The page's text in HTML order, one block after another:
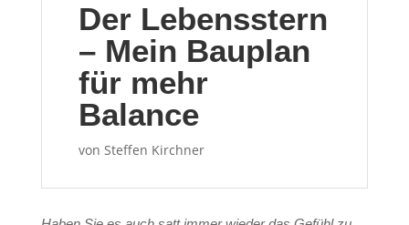
Der Lebensstern
– Mein Bauplan
für mehr
Balance
von Steffen Kirchner